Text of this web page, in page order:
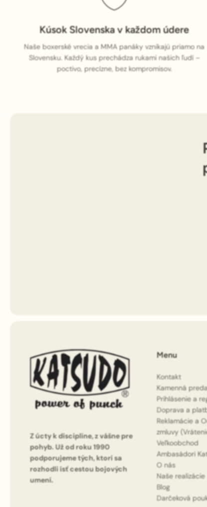
Kúsok Slovenska v každom údere
Naše boxerské vrecia a MMA panáky vznikajú priamo na
Slovensku. Každý kus prechádza rukami našich ľudí –
poctivo, precízne, bez kompromisov.
Z úcty k disciplíne, z vášne pre
pohyb. Už od roku 1990
podporujeme tých, ktorí sa
rozhodli ísť cestou bojových
umení.
Menu
Kontakt
Kamenná
Prihlásenie a
Doprava a
Reklamácie a
zmluvy
Veľkoobchod
Ambasádori
O nás
Naše realizácie
Blog
Darčeková